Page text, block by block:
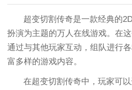
超变切割传奇是一款经典的
扮演为主题的万人在线游戏。在
通过与其他玩家互动，组队进行
富多样的游戏内容。
在超变切割传奇中，玩家可